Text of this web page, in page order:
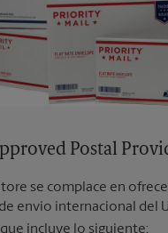
Postal
Store se complace en
envío internacional del
que incluye lo siguiente: